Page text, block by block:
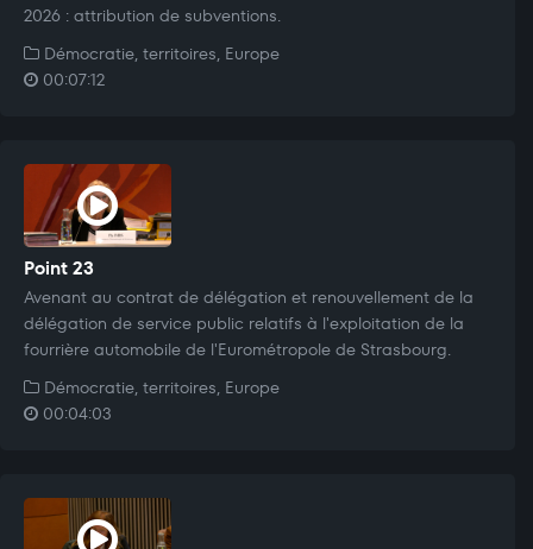
2026 : attribution de subventions.
Démocratie, territoires, Europe
00:07:12
Point 23
Avenant au contrat de délégation et renouvellement de la
délégation de service public relatifs à l'exploitation de la
fourrière automobile de l'Eurométropole de Strasbourg.
Démocratie, territoires, Europe
00:04:03